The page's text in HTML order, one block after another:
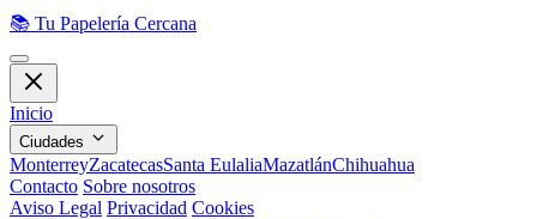
📚 Tu Papelería Cercana
Inicio
Ciudades
MonterreyZacatecasSanta EulaliaMazatlánChihuahua
Contacto Sobre nosotros
Aviso Legal Privacidad Cookies